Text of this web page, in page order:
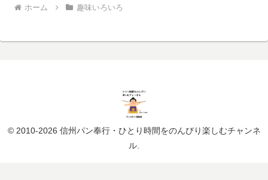
ホーム 趣味いろいろ
© 2010-2026 信州パン奉行・ひとり時間をのんびり楽しむチャンネ
ル.